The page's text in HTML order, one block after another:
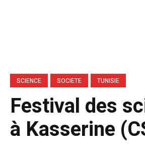
SCIENCE SOCIETE TUNISIE
Festival des
à Kasserine